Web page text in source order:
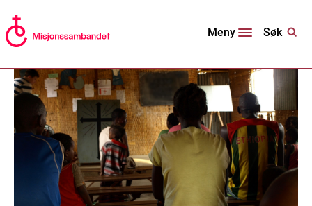
Meny Søk